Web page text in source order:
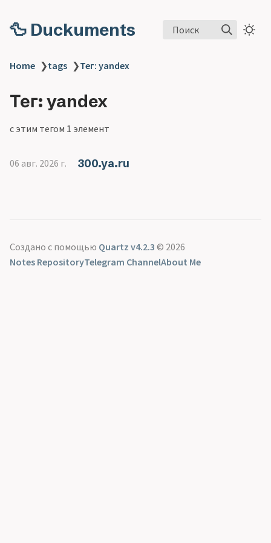
🦆 Duckuments Поиск
Home ❯tags ❯Тег: yandex
Тег: yandex
с этим тегом 1 элемент
06 авг. 2026 г. 300.ya.ru
Создано с помощью Quartz v4.2.3 © 2026
Notes RepositoryTelegram ChannelAbout Me